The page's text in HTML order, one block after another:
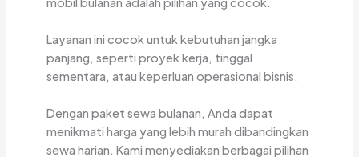
Layanan ini cocok untuk kebutuhan jangka
panjang, seperti proyek kerja, tinggal
sementara, atau keperluan operasional bisnis.
Dengan paket sewa bulanan, Anda dapat
menikmati harga yang lebih murah dibandingkan
sewa harian. Kami menyediakan berbagai pilihan